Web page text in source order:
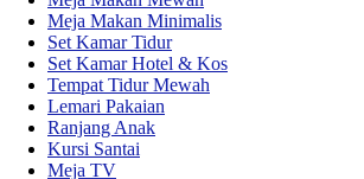
Meja Makan Minimalis
Set Kamar Tidur
Set Kamar Hotel & Kos
Tempat Tidur Mewah
Lemari Pakaian
Ranjang Anak
Kursi Santai
Meja TV